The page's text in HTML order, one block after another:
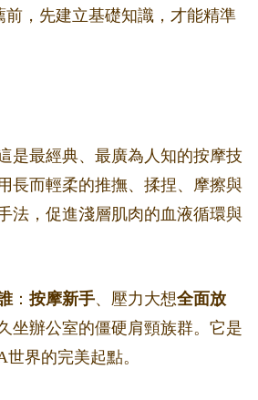
前，先建立基礎知識，才能精準
是最經典、最廣為人知的按摩技
長而輕柔的推撫、揉捏、摩擦與
法，促進淺層肌肉的血液循環與
： 按摩新手、壓力大想全面放
坐辦公室的僵硬肩頸族群。它是
世界的完美起點。